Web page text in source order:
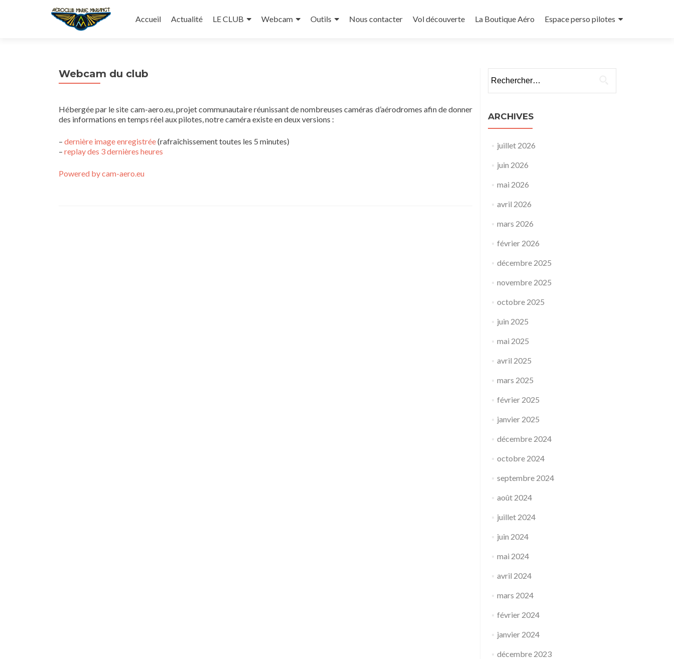
au
Accueil Actualité LE CLUB Webcam Outils Nous contacter Vol découverte La Boutique Aéro Espace perso pilotes
Webcam du club
Hébergée par le site cam-aero.eu, projet communautaire réunissant de nombreuses caméras d’aérodromes afin de donner
des informations en temps réel aux pilotes, notre caméra existe en deux versions :
– dernière image enregistrée(rafraîchissement toutes les 5 minutes)
– replay des 3 dernières heures
Powered by cam-aero.eu
ARCHIVES
juillet 2026
juin 2026
mai 2026
avril 2026
mars 2026
février 2026
décembre 2025
novembre 2025
octobre 2025
juin 2025
mai 2025
avril 2025
mars 2025
février 2025
janvier 2025
décembre 2024
octobre 2024
septembre 2024
août 2024
juillet 2024
juin 2024
mai 2024
avril 2024
mars 2024
février 2024
janvier 2024
décembre 2023